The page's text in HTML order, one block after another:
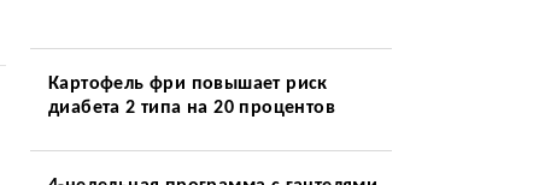
Картофель фри повышает риск
диабета 2 типа на 20 процентов